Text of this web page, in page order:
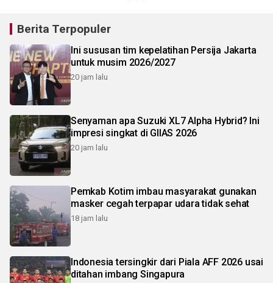
Berita Terpopuler
Ini sususan tim kepelatihan Persija Jakarta
untuk musim 2026/2027
20 jam lalu
Senyaman apa Suzuki XL7 Alpha Hybrid? Ini
impresi singkat di GIIAS 2026
20 jam lalu
Pemkab Kotim imbau masyarakat gunakan
masker cegah terpapar udara tidak sehat
18 jam lalu
Indonesia tersingkir dari Piala AFF 2026 usai
ditahan imbang Singapura